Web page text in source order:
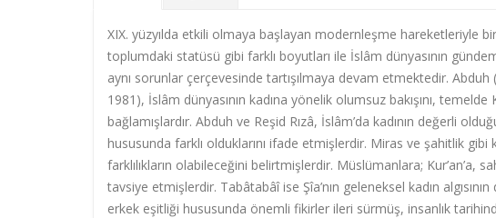
XIX. yüzyılda etkili olmaya başlayan modernleşme hareketleriyle
toplumdaki statüsü gibi farklı boyutları ile İslâm dünyasının
aynı sorunlar çerçevesinde tartışılmaya devam etmektedir.
1981), İslâm dünyasının kadına yönelik olumsuz bakışını,
bağlamışlardır. Abduh ve Reşid Rızâ, İslâm’da kadının değerli
hususunda farklı olduklarını ifade etmişlerdir. Miras ve şahitlik
farklılıkların olabileceğini belirtmişlerdir. Müslümanlara; Kur’an’a,
tavsiye etmişlerdir. Tabâtabâî ise Şîa’nın geleneksel kadın
erkek eşitliği hususunda önemli fikirler ileri sürmüş, insanlık